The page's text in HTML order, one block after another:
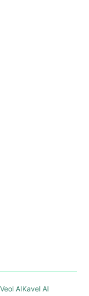
Veol AIKavel AI